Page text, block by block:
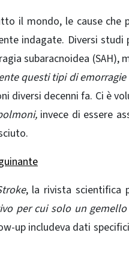
il mondo, le cause che
indagate. Diversi studi
subaracnoidea (SAH),
questi tipi di emorragie
diversi decenni fa. Ci è
invece di essere
, la rivista scientifica
per cui solo un
up includeva dati